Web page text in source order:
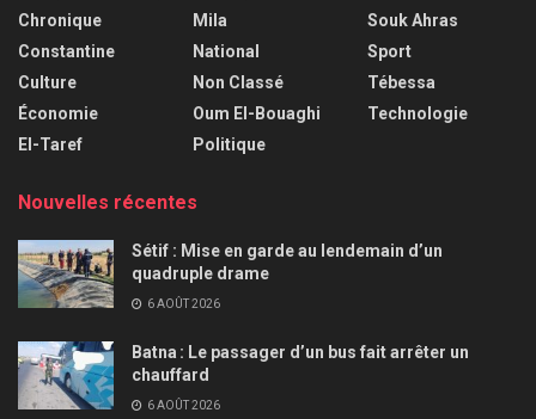
Chronique
Constantine
Culture
Économie
El-Taref
Mila
National
Non Classé
Oum El-Bouaghi
Politique
Souk Ahras
Sport
Tébessa
Technologie
Nouvelles récentes
Sétif : Mise en garde au lendemain d’un
quadruple drame
6 AOÛT 2026
Batna : Le passager d’un bus fait arrêter un
chauffard
6 AOÛT 2026